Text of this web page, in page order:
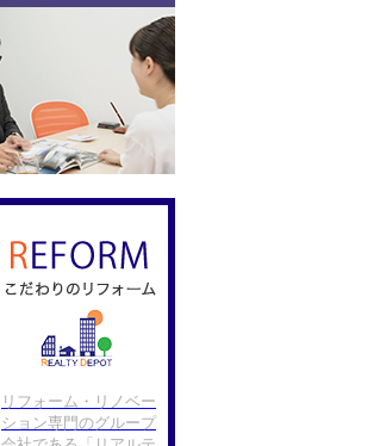
リフォーム・リノベー
ション専門のグループ